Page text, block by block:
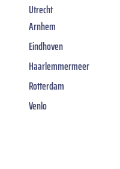
Utrecht
Arnhem
Eindhoven
Haarlemmermeer
Rotterdam
Venlo